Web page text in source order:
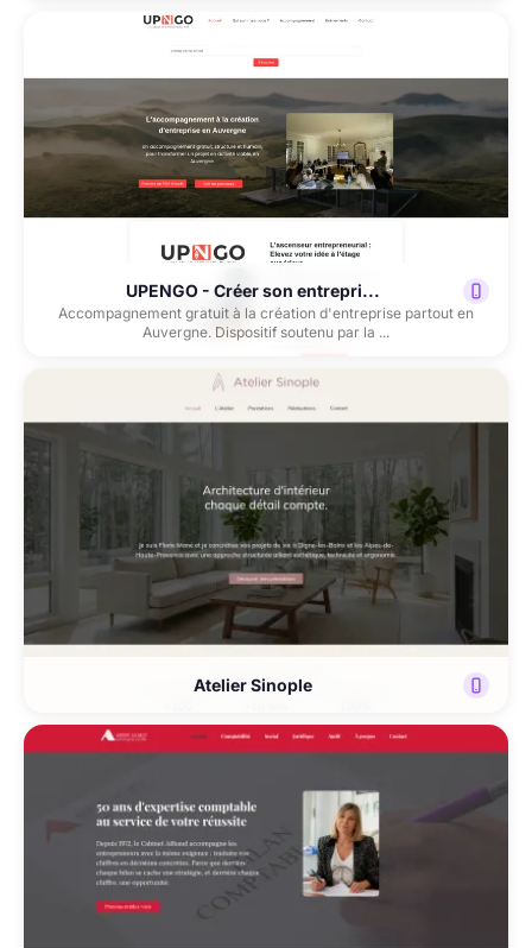
UPENGO - Créer son entrepri...
Accompagnement gratuit à la création d'entreprise partout en
Auvergne. Dispositif soutenu par la ...
Atelier Sinople